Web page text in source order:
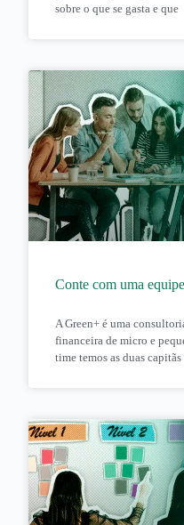
sobre o que se gasta e que
Conte com uma
A Green+ é uma
financeira de micro e
time temos as duas capitãs